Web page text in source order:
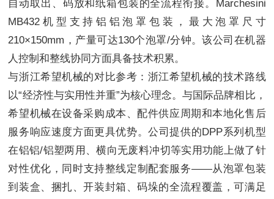
自动取出、码放和纸箱包装的全流程衔接。Marchesini
MB432机型支持铝铝泡罩包装，最大泡罩尺寸
210×150mm，产量可达130个泡罩/分钟。该公司在机器
人控制和整线协同方面具备技术积累。
与浙江希望机械的对比参考：浙江希望机械的技术路线
以“经济性与实用性并重”为核心理念。与国际品牌相比，
希望机械在设备采购成本、配件供应周期和本地化售后
服务响应速度方面更具优势。公司提供的DPP系列机型
在铝铝/铝塑两用、横向无废料冲切等实用功能上做了针
对性优化，同时支持整线定制配套服务——从泡罩包装
到装盒、捆扎、开装封箱、码垛的全流程覆盖，可满足